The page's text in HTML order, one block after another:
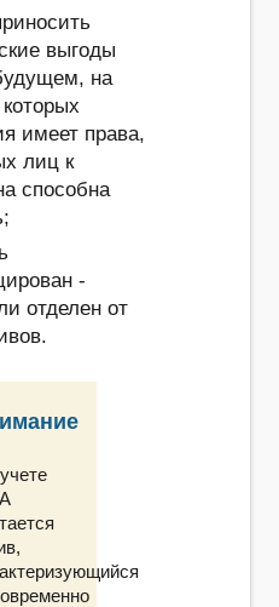
выгоды
на
имеет права,
лиц к
способна
-
отделен от